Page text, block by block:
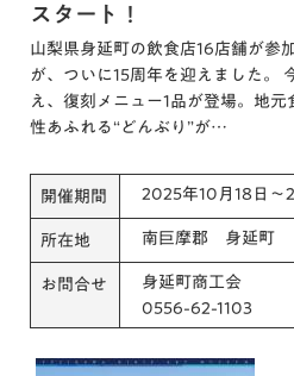
スタート！
山梨県身延町の飲食店16店舗が参
が、ついに15周年を迎えました。
え、復刻メニュー1品が登場。地
性あふれる“どんぶり”が…
開催期間 2025年10月18日～
所在地 南巨摩郡 身延町
お問合せ
身延町商工会
0556-62-1103